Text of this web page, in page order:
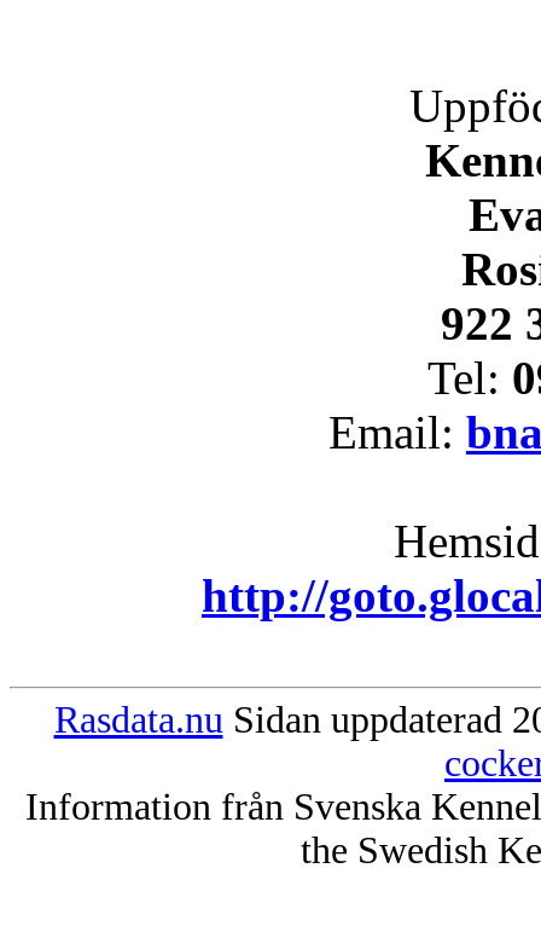
922
Tel:
Email:
http://
Rasdata.nu Sidan uppdaterad
Information från Svenska
the Swedish